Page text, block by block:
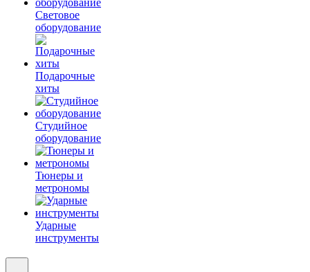
Световое
оборудование
Подарочные
хиты
Студийное
оборудование
Тюнеры и
метрономы
Ударные
инструменты